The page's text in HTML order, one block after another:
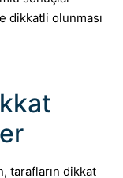
dikkatli olunması
tarafların dikkat